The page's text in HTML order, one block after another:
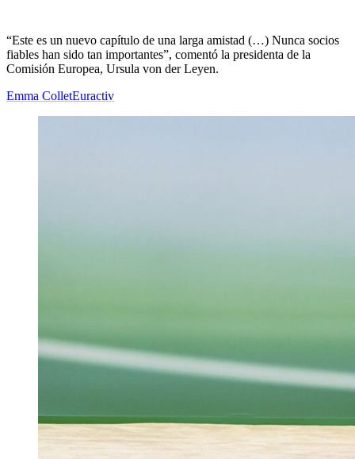
“Este es un nuevo capítulo de una larga amistad (…) Nunca socios
fiables han sido tan importantes”, comentó la presidenta de la
Comisión Europea, Ursula von der Leyen.
Emma ColletEuractiv